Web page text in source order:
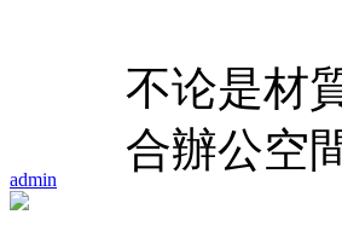
admin
不论是材
合辦公空